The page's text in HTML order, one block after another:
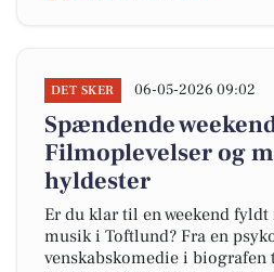
DET SKER 06-05-2026 09:02
Spændende
Filmoplevelser og
hyldester
Er du klar til en weekend
musik i Toftlund? Fra en
venskabskomedie i